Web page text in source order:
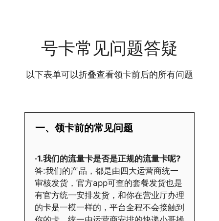
号卡常见问题答疑
以下表单可以折叠查看领卡前后的所有问题
一、领卡前的常见问题
·1.我们的流量卡是否是正规的流量卡呢?
答:我们的产品，都是由四大运营商统一
审核发货，官方app可查的套餐发货也是
有官方统一安排发货，和你在营业厅办理
的卡是一模一样的，平台全程不会接触到